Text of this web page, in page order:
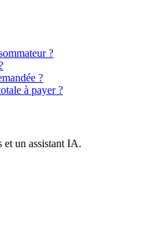
?
?
à payer ?
et un assistant IA.